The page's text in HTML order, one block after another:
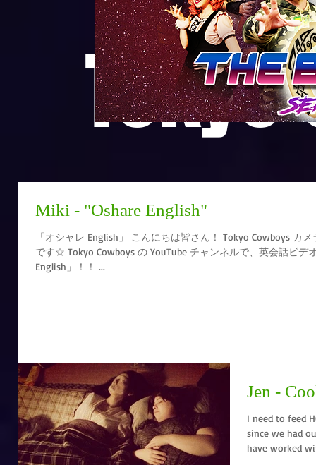
Tokyo
Miki - "Oshare English"
「オシャレ English」 こんにちは皆さん！ Tokyo Cowboys カメラマンのミキです！ 今日はお知らせ
です☆ Tokyo Cowboys の YouTube チャンネルで、英会話ビデオを始めました！ その名も「オシャレ
English」！！ ...
Jen -
I need to feed HOW
since we had
have worked